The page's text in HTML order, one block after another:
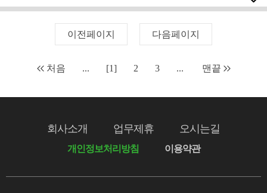
이전페이지 다음페이지
처음 ... [1] 2 3 ... 맨끝
회사소개 업무제휴 오시는길
개인정보처리방침 이용약관